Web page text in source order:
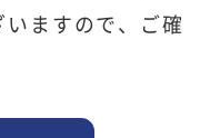
ますので、ご確